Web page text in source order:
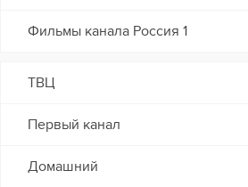
Фильмы канала Россия 1
ТВЦ
Первый канал
Домашний